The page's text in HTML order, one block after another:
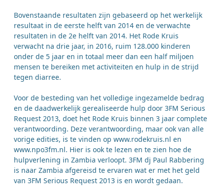
Bovenstaande resultaten zijn gebaseerd op het werkelijk
resultaat in de eerste helft van 2014 en de verwachte
resultaten in de 2e helft van 2014. Het Rode Kruis
verwacht na drie jaar, in 2016, ruim 128.000 kinderen
onder de 5 jaar en in totaal meer dan een half miljoen
mensen te bereiken met activiteiten en hulp in de strijd
tegen diarree.
Voor de besteding van het volledige ingezamelde bedrag
en de daadwerkelijk gerealiseerde hulp door 3FM Serious
Request 2013, doet het Rode Kruis binnen 3 jaar complete
verantwoording. Deze verantwoording, maar ook van alle
vorige edities, is te vinden op www.rodekruis.nl en
www.npo3fm.nl. Hier is ook te lezen en te zien hoe de
hulpverlening in Zambia verloopt. 3FM dj Paul Rabbering
is naar Zambia afgereisd te ervaren wat er met het geld
van 3FM Serious Request 2013 is en wordt gedaan.